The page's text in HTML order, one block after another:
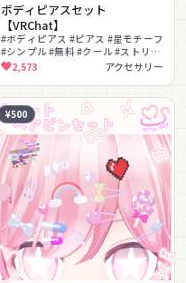
ボディピアスセット
【VRChat】
#ボディピアス #ピアス #星モチーフ
#シンプル #無料 #クール #ストリー
ト #色変更可能 #PhysBone揺れ #
汎用
2,573 アクセサリー
¥500